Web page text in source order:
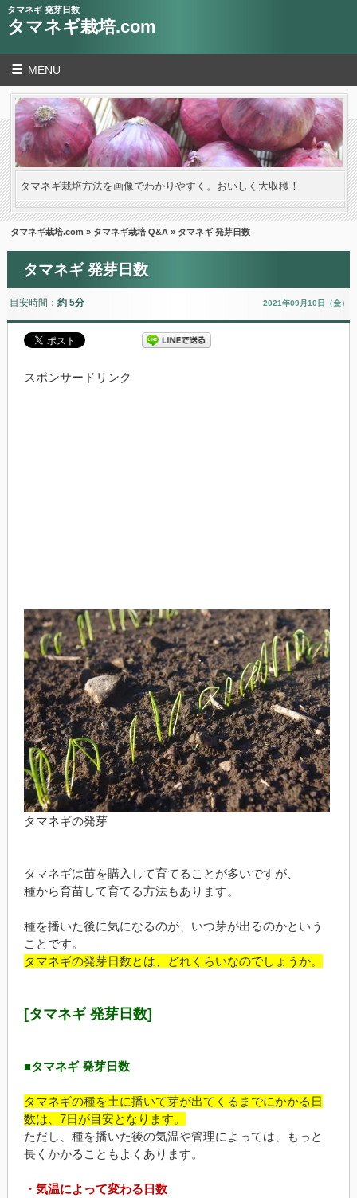
タマネギ 発芽日数
タマネギ栽培.com
MENU
タマネギ栽培方法を画像でわかりやすく。おいしく大収穫！
タマネギ栽培.com » タマネギ栽培 Q&A » タマネギ 発芽日数
タマネギ 発芽日数
目安時間： 約 5分 2021年09月10日（金）
スポンサードリンク
タマネギの発芽
タマネギは苗を購入して育てることが多いですが、
種から育苗して育てる方法もあります。
種を播いた後に気になるのが、いつ芽が出るのかという
ことです。
タマネギの発芽日数とは、どれくらいなのでしょうか。
[タマネギ 発芽日数]
■タマネギ 発芽日数
タマネギの種を土に播いて芽が出てくるまでにかかる日
数は、7日が目安となります。
ただし、種を播いた後の気温や管理によっては、もっと
長くかかることもよくあります。
・気温によって変わる日数